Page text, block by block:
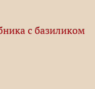
с базиликом